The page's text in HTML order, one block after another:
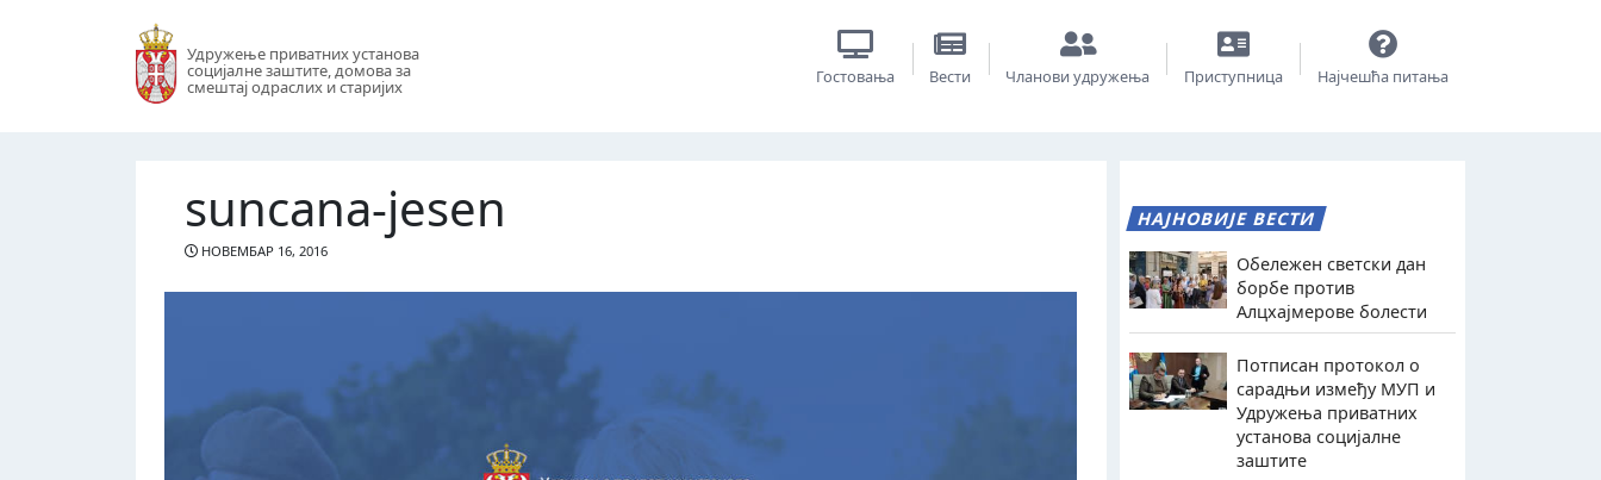
Удружење приватних установа
социјалне заштите, домова за
смештај одраслих и старијих
Гостовања Вести Чланови удружења Приступница Најчешћа питања
suncana-jesen
НОВЕМБАР 16, 2016
НАЈНОВИЈЕ ВЕСТИ
Обележен светски дан
борбе против
Алцхајмерове болести
Потписан протокол о
сарадњи између МУП и
Удружења приватних
установа социјалне
заштите